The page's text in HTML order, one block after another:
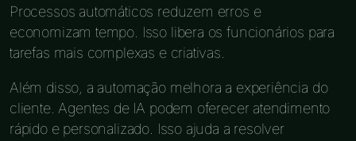
Processos automáticos reduzem erros e
economizam tempo. Isso libera os funcionários para
tarefas mais complexas e criativas.
Além disso, a automação melhora a experiência do
cliente. Agentes de IA podem oferecer atendimento
rápido e personalizado. Isso ajuda a resolver